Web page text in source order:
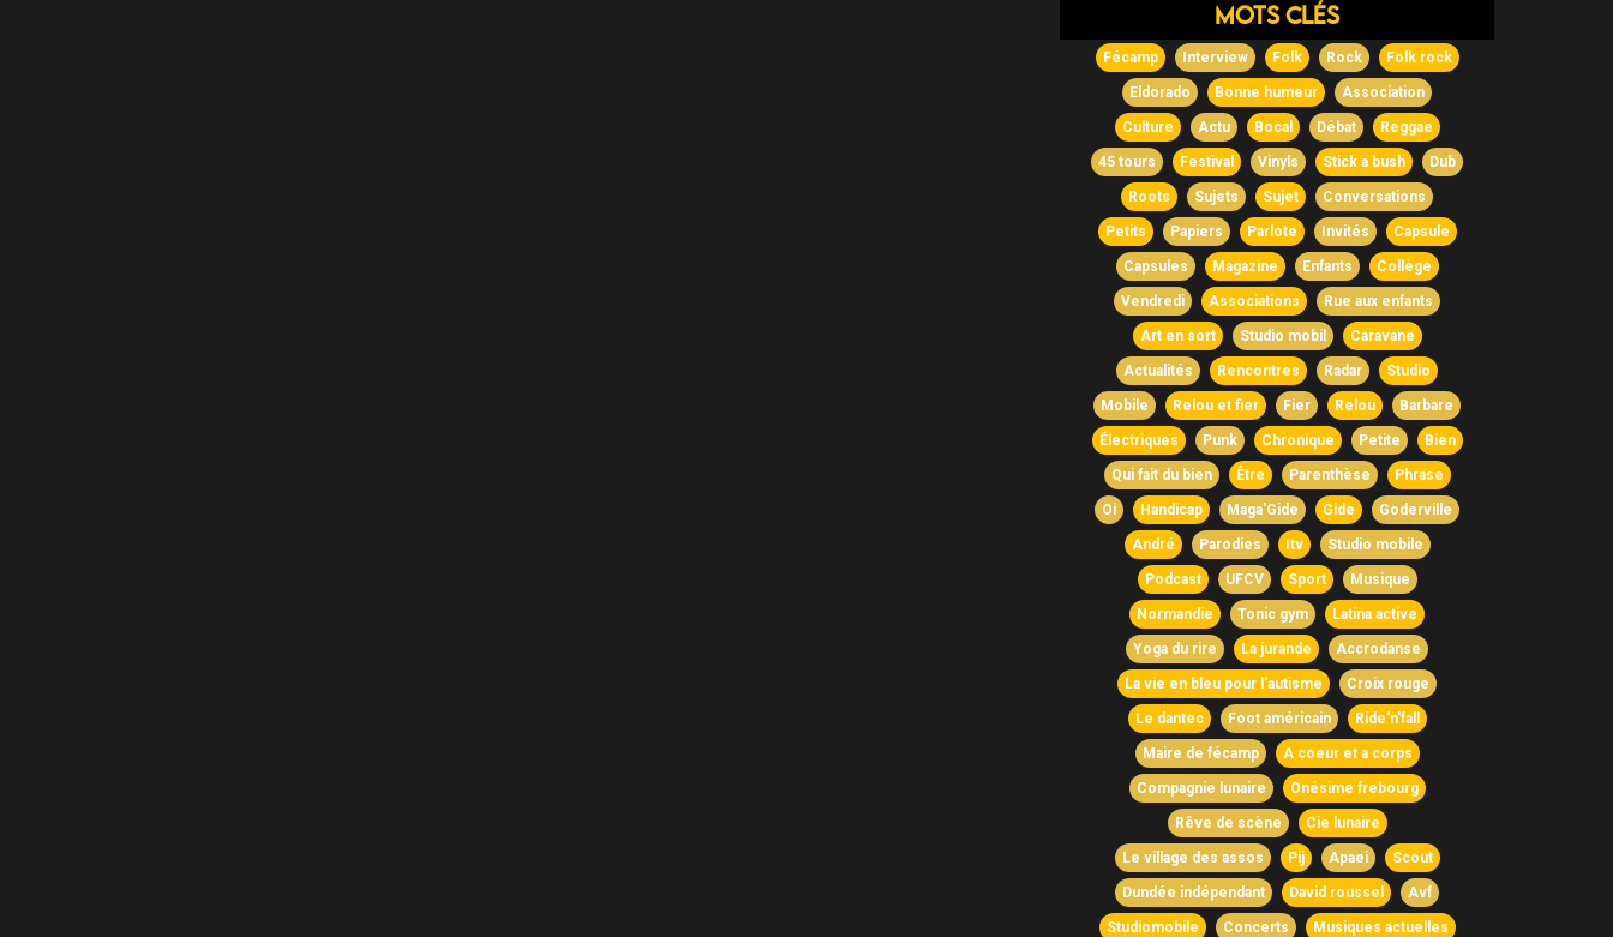
Mots clés
Fécamp Interview Folk Rock Folk rock
Eldorado Bonne humeur Association
Culture Actu Bocal Débat Reggae
45 tours Festival Vinyls Stick a bush Dub
Roots Sujets Sujet Conversations
Petits Papiers Parlote Invités Capsule
Capsules Magazine Enfants Collège
Vendredi Associations Rue aux enfants
Art en sort Studio mobil Caravane
Actualités Rencontres Radar Studio
Mobile Relou et fier Fier Relou Barbare
Électriques Punk Chronique Petite Bien
Qui fait du bien Être Parenthèse Phrase
Oi Handicap Maga'Gide Gide Goderville
André Parodies Itv Studio mobile
Podcast UFCV Sport Musique
Normandie Tonic gym Latina active
Yoga du rire La jurande Accrodanse
La vie en bleu pour l'autisme Croix rouge
Le dantec Foot américain Ride'n'fall
Maire de fécamp A coeur et a corps
Compagnie lunaire Onésime frebourg
Rêve de scène Cie lunaire
Le village des assos Pij Apaei Scout
Dundée indépendant David roussel Avf
Studiomobile Concerts Musiques actuelles